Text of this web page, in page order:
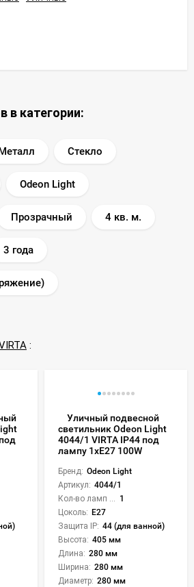
в категории:
Стекло
Odeon Light
Прозрачный 4 кв. м.
3 года
:
Уличный подвесной
светильник Odeon Light
4044/1 VIRTA IP44 под
лампу 1xE27 100W
Бренд: Odeon Light
Артикул: 4044/1
Кол-во ламп или LED: 1
Цоколь: E27
Защита IP: 44 (для ванной)
Высота: 405 мм
Длина: 280 мм
Ширина: 280 мм
Диаметр: 280 мм